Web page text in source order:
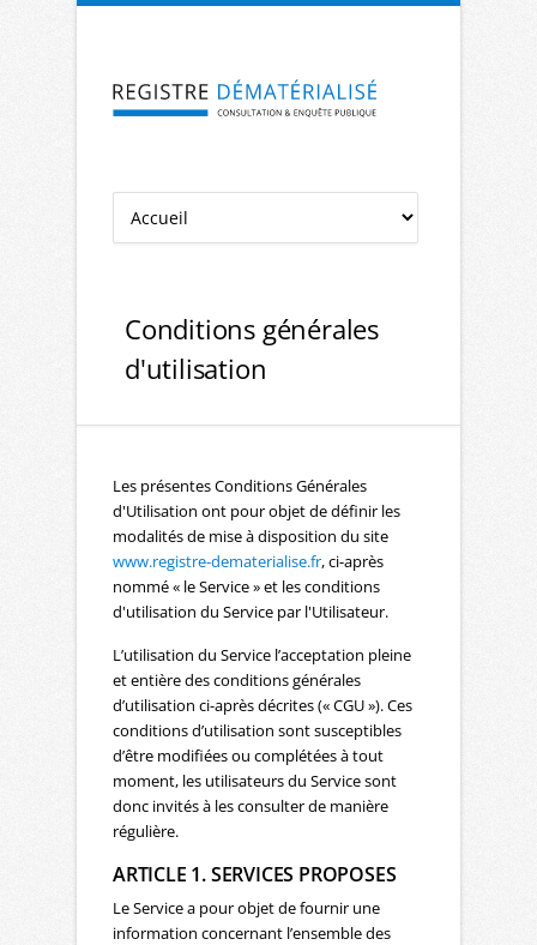
Aller à la navigation Aller au contenu
Conditions générales
d'utilisation
Les présentes Conditions Générales
d'Utilisation ont pour objet de définir les
modalités de mise à disposition du site
www.registre-dematerialise.fr, ci-après
nommé « le Service » et les conditions
d'utilisation du Service par l'Utilisateur.
L’utilisation du Service l’acceptation pleine
et entière des conditions générales
d’utilisation ci-après décrites (« CGU »). Ces
conditions d’utilisation sont susceptibles
d’être modifiées ou complétées à tout
moment, les utilisateurs du Service sont
donc invités à les consulter de manière
régulière.
ARTICLE 1. SERVICES PROPOSES
Le Service a pour objet de fournir une
information concernant l’ensemble des